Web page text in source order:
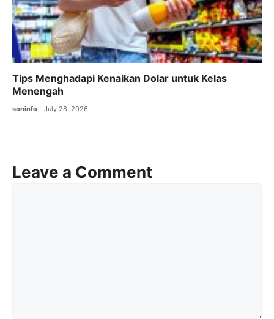
Tips Menghadapi Kenaikan Dolar untuk Kelas
Menengah
soninfo July 28, 2026
Leave a Comment